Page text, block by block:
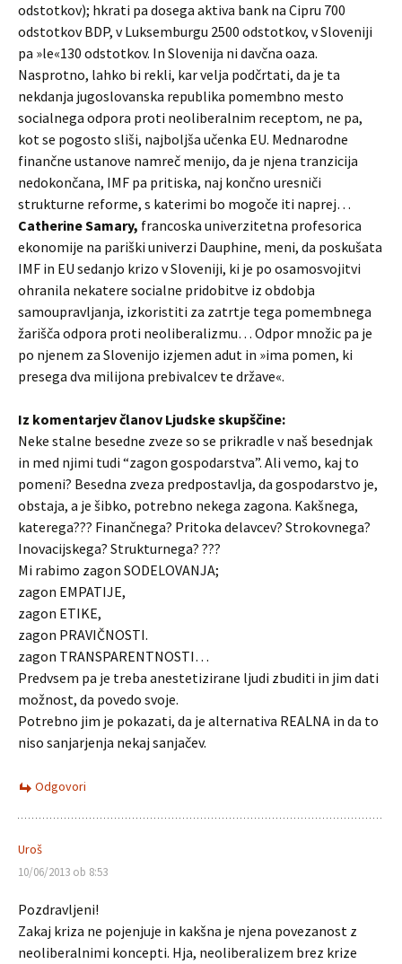
odstotkov); hkrati pa dosega aktiva bank na Cipru 700
odstotkov BDP, v Luksemburgu 2500 odstotkov, v Sloveniji
pa »le«130 odstotkov. In Slovenija ni davčna oaza.
Nasprotno, lahko bi rekli, kar velja podčrtati, da je ta
nekdanja jugoslovanska republika pomembno mesto
socialnega odpora proti neoliberalnim receptom, ne pa,
kot se pogosto sliši, najboljša učenka EU. Mednarodne
finančne ustanove namreč menijo, da je njena tranzicija
nedokončana, IMF pa pritiska, naj končno uresniči
strukturne reforme, s katerimi bo mogoče iti naprej…
Catherine Samary, francoska univerzitetna profesorica
ekonomije na pariški univerzi Dauphine, meni, da poskušata
IMF in EU sedanjo krizo v Sloveniji, ki je po osamosvojitvi
ohranila nekatere socialne pridobitve iz obdobja
samoupravljanja, izkoristiti za zatrtje tega pomembnega
žarišča odpora proti neoliberalizmu… Odpor množic pa je
po njenem za Slovenijo izjemen adut in »ima pomen, ki
presega dva milijona prebivalcev te države«.
Iz komentarjev članov Ljudske skupščine:
Neke stalne besedne zveze so se prikradle v naš besednjak
in med njimi tudi “zagon gospodarstva”. Ali vemo, kaj to
pomeni? Besedna zveza predpostavlja, da gospodarstvo je,
obstaja, a je šibko, potrebno nekega zagona. Kakšnega,
katerega??? Finančnega? Pritoka delavcev? Strokovnega?
Inovacijskega? Strukturnega? ???
Mi rabimo zagon SODELOVANJA;
zagon EMPATIJE,
zagon ETIKE,
zagon PRAVIČNOSTI.
zagon TRANSPARENTNOSTI…
Predvsem pa je treba anestetizirane ljudi zbuditi in jim dati
možnost, da povedo svoje.
Potrebno jim je pokazati, da je alternativa REALNA in da to
niso sanjarjenja nekaj sanjačev.
Odgovori
Uroš
10/06/2013 ob 8:53
Pozdravljeni!
Zakaj kriza ne pojenjuje in kakšna je njena povezanost z
neoliberalnimi koncepti. Hja, neoliberalizem brez krize